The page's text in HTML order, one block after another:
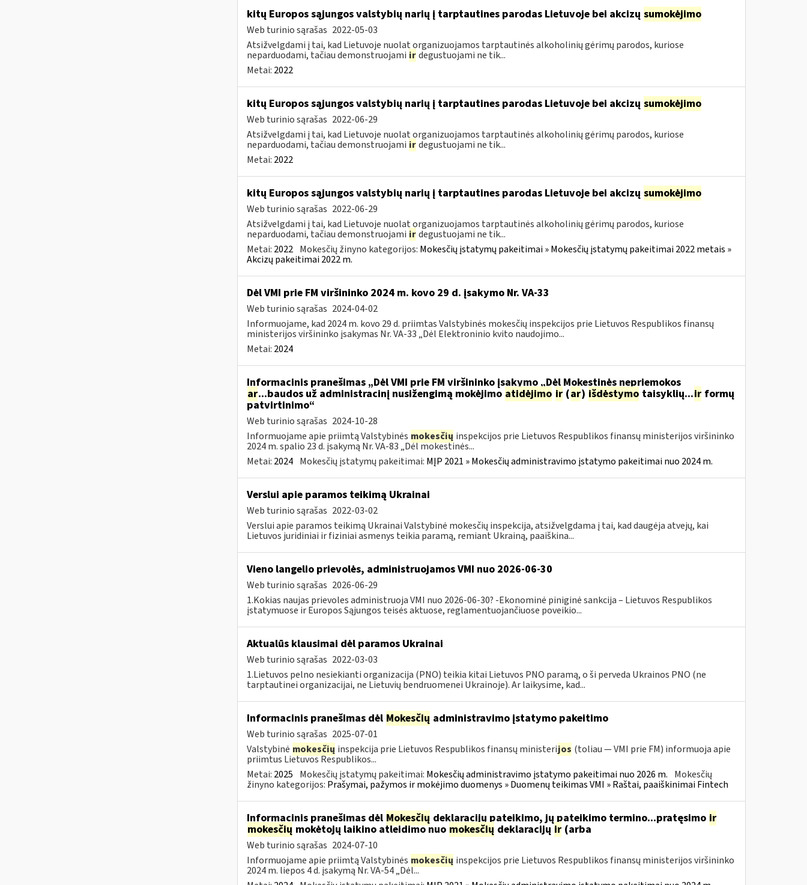
kitų Europos sąjungos valstybių narių į tarptautines parodas Lietuvoje bei akcizų sumokėjimo
Web turinio sąrašas 2022-05-03
Atsižvelgdami į tai, kad Lietuvoje nuolat organizuojamos tarptautinės alkoholinių gėrimų parodos, kuriose
neparduodami, tačiau demonstruojami ir degustuojami ne tik...
Metai: 2022
kitų Europos sąjungos valstybių narių į tarptautines parodas Lietuvoje bei akcizų sumokėjimo
Web turinio sąrašas 2022-06-29
Atsižvelgdami į tai, kad Lietuvoje nuolat organizuojamos tarptautinės alkoholinių gėrimų parodos, kuriose
neparduodami, tačiau demonstruojami ir degustuojami ne tik...
Metai: 2022
kitų Europos sąjungos valstybių narių į tarptautines parodas Lietuvoje bei akcizų sumokėjimo
Web turinio sąrašas 2022-06-29
Atsižvelgdami į tai, kad Lietuvoje nuolat organizuojamos tarptautinės alkoholinių gėrimų parodos, kuriose
neparduodami, tačiau demonstruojami ir degustuojami ne tik...
Metai: 2022 Mokesčių žinyno kategorijos: Mokesčių įstatymų pakeitimai » Mokesčių įstatymų pakeitimai 2022 metais »
Akcizų pakeitimai 2022 m.
Dėl VMI prie FM viršininko 2024 m. kovo 29 d. įsakymo Nr. VA-33
Web turinio sąrašas 2024-04-02
Informuojame, kad 2024 m. kovo 29 d. priimtas Valstybinės mokesčių inspekcijos prie Lietuvos Respublikos finansų
ministerijos viršininko įsakymas Nr. VA-33 „Dėl Elektroninio kvito naudojimo...
Metai: 2024
Informacinis pranešimas „Dėl VMI prie FM viršininko įsakymo „Dėl Mokestinės nepriemokos
ar...baudos už administracinį nusižengimą mokėjimo atidėjimo ir(ar) išdėstymo taisyklių...irformų
patvirtinimo“
Web turinio sąrašas 2024-10-28
Informuojame apie priimtą Valstybinės mokesčių inspekcijos prie Lietuvos Respublikos finansų ministerijos viršininko
2024 m. spalio 23 d. įsakymą Nr. VA-83 „Dėl mokestinės...
Metai: 2024 Mokesčių įstatymų pakeitimai: MĮP 2021 » Mokesčių administravimo įstatymo pakeitimai nuo 2024 m.
Verslui apie paramos teikimą Ukrainai
Web turinio sąrašas 2022-03-02
Verslui apie paramos teikimą Ukrainai Valstybinė mokesčių inspekcija, atsižvelgdama į tai, kad daugėja atvejų, kai
Lietuvos juridiniai ir fiziniai asmenys teikia paramą, remiant Ukrainą, paaiškina...
Vieno langelio prievolės, administruojamos VMI nuo 2026-06-30
Web turinio sąrašas 2026-06-29
1.Kokias naujas prievoles administruoja VMI nuo 2026-06-30? -Ekonominė piniginė sankcija – Lietuvos Respublikos
įstatymuose ir Europos Sąjungos teisės aktuose, reglamentuojančiuose poveikio...
Aktualūs klausimai dėl paramos Ukrainai
Web turinio sąrašas 2022-03-03
1.Lietuvos pelno nesiekianti organizacija (PNO) teikia kitai Lietuvos PNO paramą, o ši perveda Ukrainos PNO (ne
tarptautinei organizacijai, ne Lietuvių bendruomenei Ukrainoje). Ar laikysime, kad...
Informacinis pranešimas dėl Mokesčių administravimo įstatymo pakeitimo
Web turinio sąrašas 2025-07-01
Valstybinė mokesčių inspekcija prie Lietuvos Respublikos finansų ministerijos (toliau — VMI prie FM) informuoja apie
priimtus Lietuvos Respublikos...
Metai: 2025 Mokesčių įstatymų pakeitimai: Mokesčių administravimo įstatymo pakeitimai nuo 2026 m. Mokesčių
žinyno kategorijos: Prašymai, pažymos ir mokėjimo duomenys » Duomenų teikimas VMI » Raštai, paaiškinimai Fintech
Informacinis pranešimas dėl Mokesčių deklaracijų pateikimo, jų pateikimo termino...pratęsimo ir
mokesčių mokėtojų laikino atleidimo nuo mokesčių deklaracijų ir(arba
Web turinio sąrašas 2024-07-10
Informuojame apie priimtą Valstybinės mokesčių inspekcijos prie Lietuvos Respublikos finansų ministerijos viršininko
2024 m. liepos 4 d. įsakymą Nr. VA-54 „Dėl...